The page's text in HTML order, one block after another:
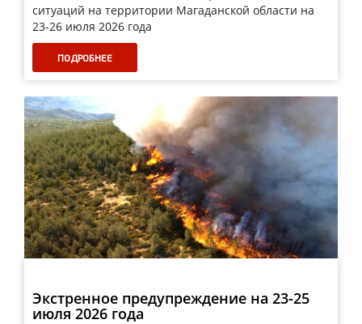
ситуаций на территории Магаданской области на
23-26 июля 2026 года
ПОДРОБНЕЕ
Экстренное предупреждение на 23-25
июля 2026 года